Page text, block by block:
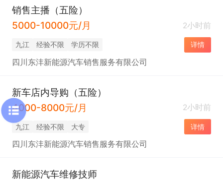
销售主播（五险）
5000-10000元/月
2小时前
九江 经验不限 学历不限 详情
四川东沣新能源汽车销售服务有限公司
新车店内导购（五险）
4000-8000元/月
2小时前
九江 经验不限 大专 详情
四川东沣新能源汽车销售服务有限公司
新能源汽车维修技师